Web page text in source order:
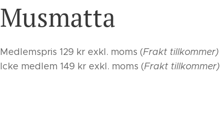
Musmatta
Medlemspris 129 kr exkl. moms (Frakt tillkommer)
Icke medlem 149 kr exkl. moms (Frakt tillkommer)